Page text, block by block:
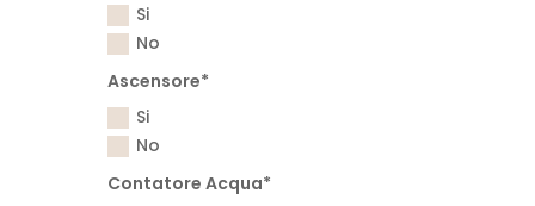
Si
No
Ascensore*
Si
No
Contatore Acqua*